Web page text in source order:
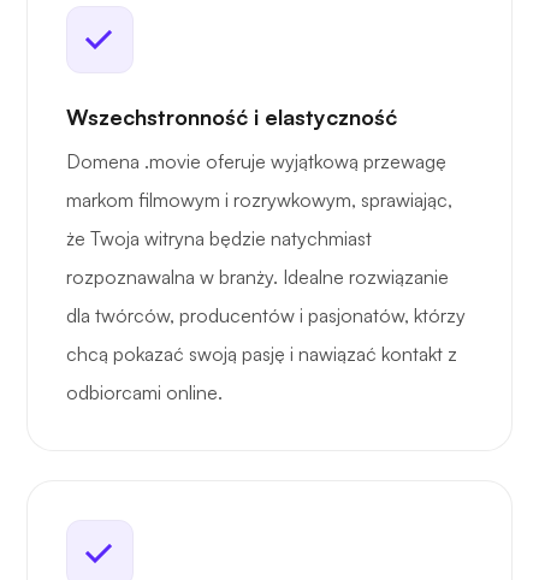
Wszechstronność i elastyczność
Domena .movie oferuje wyjątkową przewagę
markom filmowym i rozrywkowym, sprawiając,
że Twoja witryna będzie natychmiast
rozpoznawalna w branży. Idealne rozwiązanie
dla twórców, producentów i pasjonatów, którzy
chcą pokazać swoją pasję i nawiązać kontakt z
odbiorcami online.